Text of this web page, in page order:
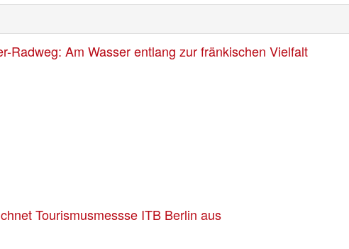
Radweg: Am Wasser entlang zur fränkischen Vielfalt
Tourismusmessse ITB Berlin aus